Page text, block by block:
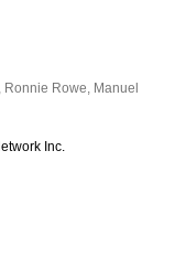
, Ronnie Rowe, Manuel
Inc.